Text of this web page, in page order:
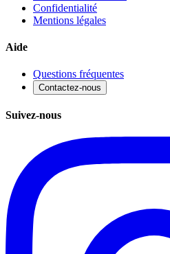
Confidentialité
Mentions légales
Aide
Questions fréquentes
Contactez-nous
Suivez-nous